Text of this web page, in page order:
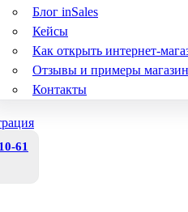
Блог inSales
Кейсы
Как открыть интернет-
Отзывы и примеры
Контакты
61